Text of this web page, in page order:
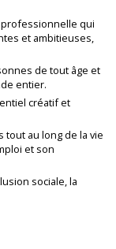
qui
et ambitieuses,
de tout âge et
entier.
créatif et
tout au long de la vie
et son
sociale, la